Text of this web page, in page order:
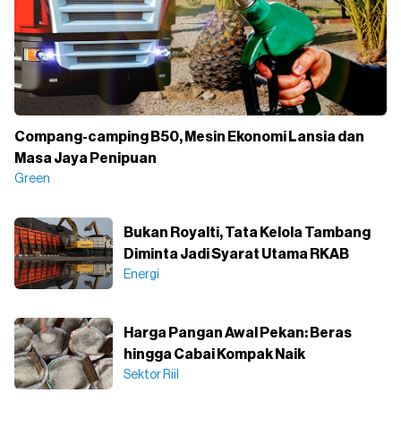
Compang-camping B50, Mesin Ekonomi Lansia dan
Masa Jaya Penipuan
Green
Bukan Royalti, Tata Kelola Tambang
Diminta Jadi Syarat Utama RKAB
Energi
Harga Pangan Awal Pekan: Beras
hingga Cabai Kompak Naik
Sektor Riil